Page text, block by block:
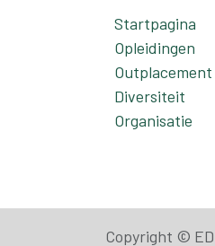
Startpagina
Opleidingen
Outplacement
Diversiteit
Organisatie
Copyright ©